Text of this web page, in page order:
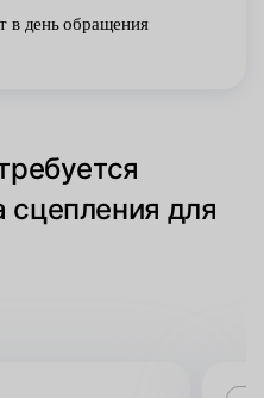
в день обращения
сцепления для